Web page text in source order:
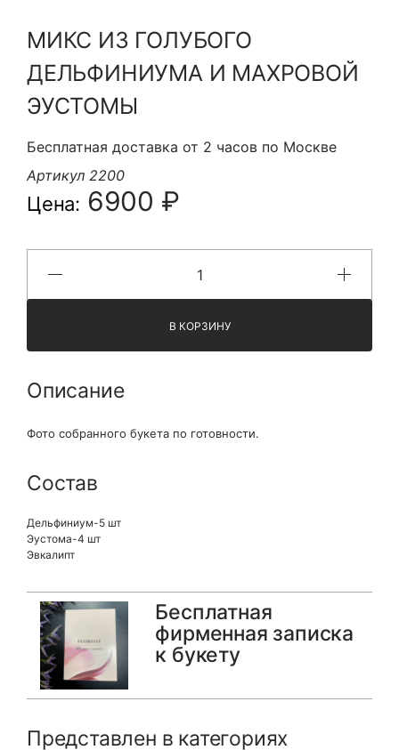
МИКС ИЗ ГОЛУБОГО
ДЕЛЬФИНИУМА И МАХРОВОЙ
ЭУСТОМЫ
Бесплатная доставка от 2 часов по Москве
Артикул 2200
Цена: 6900 ₽
В КОРЗИНУ
Описание
Фото собранного букета по готовности.
Состав
Дельфиниум-5 шт
Эустома-4 шт
Эвкалипт
Бесплатная
фирменная записка
к букету
Представлен в категориях